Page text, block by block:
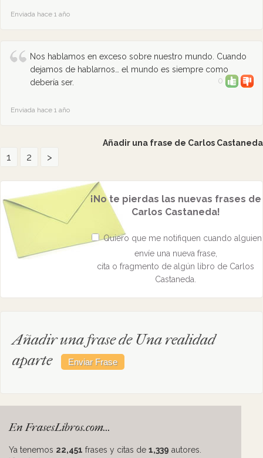
Enviada hace 1 año
Nos hablamos en exceso sobre nuestro mundo. Cuando
dejamos de hablarnos… el mundo es siempre como
debería ser.
0
Enviada hace 1 año
Añadir una frase de Carlos Castaneda
1 2 >
¡No te pierdas las nuevas frases de
Carlos Castaneda!
Quiero que me notifiquen cuando alguien
envíe una nueva frase,
cita o fragmento de algún libro de Carlos
Castaneda.
Añadir una frase de Una realidad
aparte
En FrasesLibros.com...
Ya tenemos 22,451 frases y citas de 1,339 autores.